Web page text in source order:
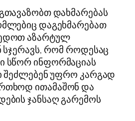
დახმარებას
დაგეხმარებათ
აზარტულ
სჯერავს, რომ როდესაც
სწორ ინფორმაციას
შეძლებენ უფრო კარგად
ითამაშონ და
ჯანსაღ გარემოს